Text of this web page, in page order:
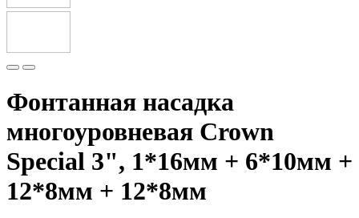
Фонтанная насадка
многоуровневая Crown
Special 3", 1*16мм + 6*10мм +
12*8мм + 12*8мм